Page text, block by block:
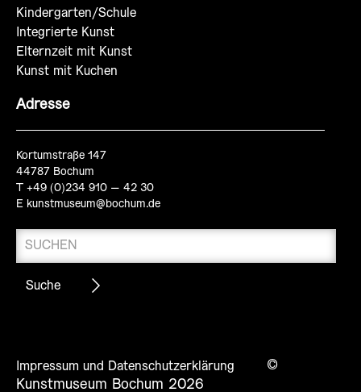
Kindergarten/Schule
Integrierte Kunst
Elternzeit mit Kunst
Kunst mit Kuchen
Adresse
Kortumstraße 147
44787 Bochum
T +49 (0)234 910 – 42 30
E kunstmuseum@bochum.de
Impressum und Datenschutzerklärung
©
Kunstmuseum Bochum 2026